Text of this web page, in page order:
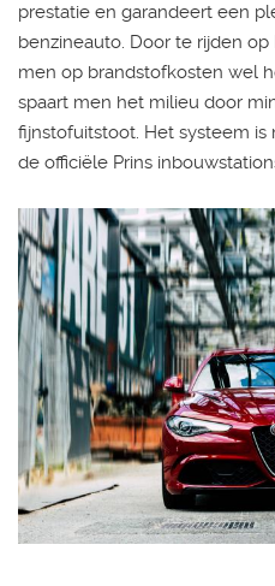
prestatie en garandeert een
benzineauto. Door te rijden
men op brandstofkosten wel
spaart men het milieu door
fijnstofuitstoot. Het systeem
de officiële Prins